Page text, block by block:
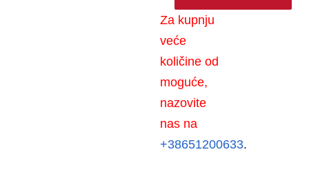
kožne
visoke
radne
Za kupnju
veće
količine od
moguće,
nazovite
nas na
+38651200633.